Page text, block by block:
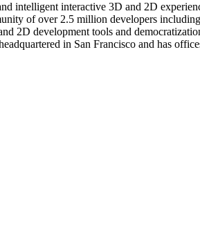
intelligent interactive 3D and 2D
of over 2.5 million developers
2D development tools and
in San Francisco and has